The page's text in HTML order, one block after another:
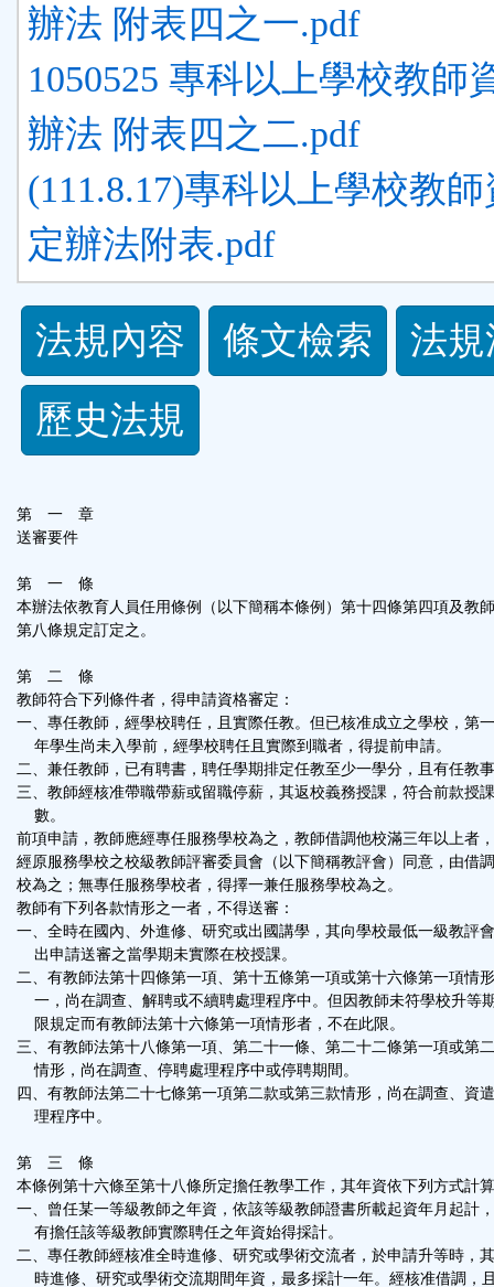
辦法 附表四之一.pdf
1050525 專科以上學校教師
辦法 附表四之二.pdf
(111.8.17)專科以上學校教
定辦法附表.pdf
法
規
功
按
鈕
區
法規內容 條文檢索
法
歷史法規
第 一 章
送審要件
第 一 條
本辦法依教育人員任用條例（以下簡稱本條例）第十四條第四項及教
第八條規定訂定之。
第 二 條
教師符合下列條件者，得申請資格審定：
一、專任教師，經學校聘任，且實際任教。但已核准成立之學校，第
年學生尚未入學前，經學校聘任且實際到職者，得提前申請。
二、兼任教師，已有聘書，聘任學期排定任教至少一學分，且有任教
三、教師經核准帶職帶薪或留職停薪，其返校義務授課，符合前款授
數。
前項申請，教師應經專任服務學校為之，教師借調他校滿三年以上者
經原服務學校之校級教師評審委員會（以下簡稱教評會）同意，由借
校為之；無專任服務學校者，得擇一兼任服務學校為之。
教師有下列各款情形之一者，不得送審：
一、全時在國內、外進修、研究或出國講學，其向學校最低一級教評
出申請送審之當學期未實際在校授課。
二、有教師法第十四條第一項、第十五條第一項或第十六條第一項情
一，尚在調查、解聘或不續聘處理程序中。但因教師未符學校升等
限規定而有教師法第十六條第一項情形者，不在此限。
三、有教師法第十八條第一項、第二十一條、第二十二條第一項或第
情形，尚在調查、停聘處理程序中或停聘期間。
四、有教師法第二十七條第一項第二款或第三款情形，尚在調查、資
理程序中。
第 三 條
本條例第十六條至第十八條所定擔任教學工作，其年資依下列方式計
一、曾任某一等級教師之年資，依該等級教師證書所載起資年月起計
有擔任該等級教師實際聘任之年資始得採計。
二、專任教師經核准全時進修、研究或學術交流者，於申請升等時，
時進修、研究或學術交流期間年資，最多採計一年。經核准借調，